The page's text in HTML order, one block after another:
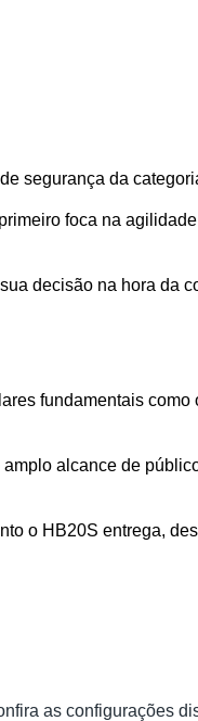
segurança da
foca na
decisão na hora da
fundamentais como
alcance de
o HB20S entrega,
as configurações